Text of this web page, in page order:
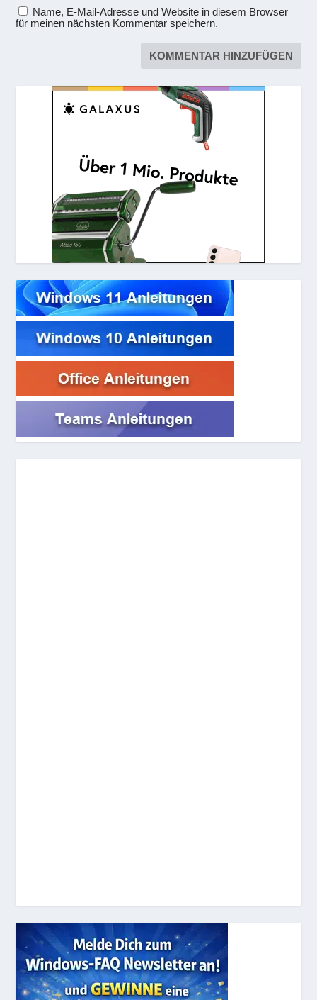
Name, E-Mail-Adresse und Website in diesem Browser
für meinen nächsten Kommentar speichern.